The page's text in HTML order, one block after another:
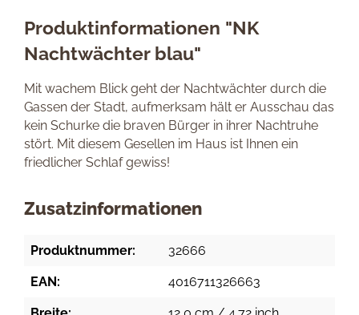
Produktinformationen "NK
Nachtwächter blau"
Mit wachem Blick geht der Nachtwächter durch die
Gassen der Stadt, aufmerksam hält er Ausschau das
kein Schurke die braven Bürger in ihrer Nachtruhe
stört. Mit diesem Gesellen im Haus ist Ihnen ein
friedlicher Schlaf gewiss!
Zusatzinformationen
Produktnummer: 32666
EAN: 4016711326663